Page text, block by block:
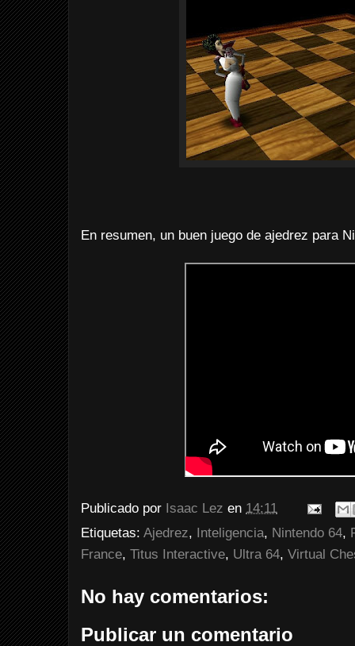
En resumen, un buen juego de ajedrez para
Publicado por Isaac Lez en 14:11
Etiquetas: Ajedrez, Inteligencia, Nintendo 64,
France, Titus Interactive, Ultra 64, Virtual
No hay comentarios:
Publicar un comentario